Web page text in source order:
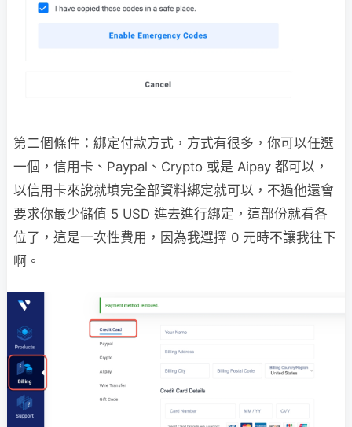
第二個條件：綁定付款方式，方式有很多，你可以任選
一個，信用卡、Paypal、Crypto 或是 Aipay 都可以，
以信用卡來說就填完全部資料綁定就可以，不過他還會
要求你最少儲值 5 USD 進去進行綁定，這部份就看各
位了，這是一次性費用，因為我選擇 0 元時不讓我往下
啊。